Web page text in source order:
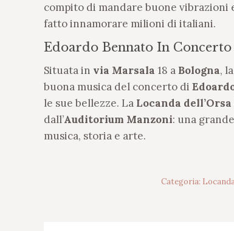
compito di mandare buone vibrazioni
fatto innamorare milioni di italiani.
Edoardo Bennato In
Situata in via Marsala 18 a Bologna, la
buona musica del concerto di
le sue bellezze. La Locanda dell’Orsa
dall’Auditorium Manzoni: una
musica, storia e arte.
Categoria: